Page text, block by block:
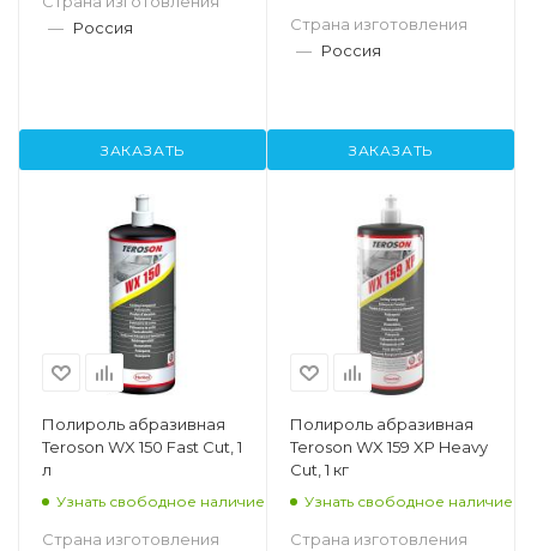
— Россия
ЗАКАЗАТЬ
Страна изготовления
— Россия
ЗАКАЗАТЬ
Полироль абразивная
Teroson WX 150 Fast Cut, 1
л
Узнать свободное наличие
Страна изготовления
Полироль абразивная
Teroson WX 159 XP Heavy
Cut, 1 кг
Узнать свободное наличие
Страна изготовления